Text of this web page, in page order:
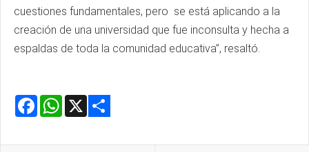
cuestiones fundamentales, pero se está aplicando a la
creación de una universidad que fue inconsulta y hecha a
espaldas de toda la comunidad educativa”, resaltó.
Facebook
WhatsApp